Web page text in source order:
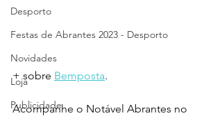
Desporto
Festas de Abrantes 2023 - Desporto
Novidades
Loja
Publicidade
+ sobre Bemposta.
Acompanhe o Notável Abrantes no